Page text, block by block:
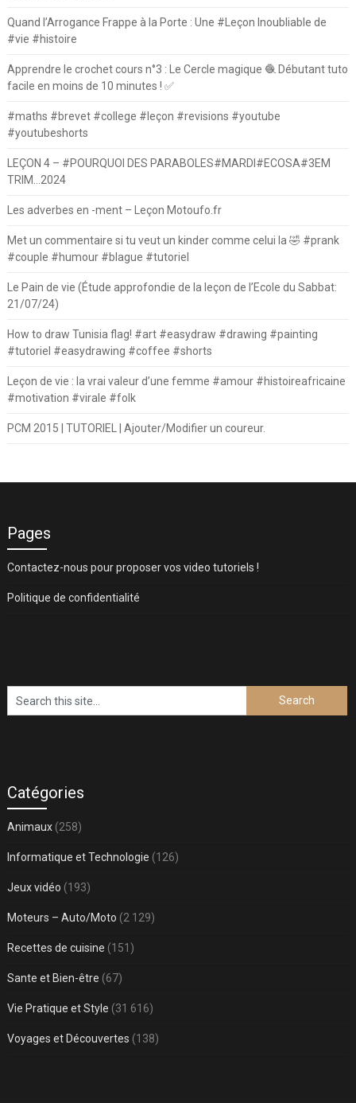
Quand l’Arrogance Frappe à la Porte : Une #Leçon Inoubliable de
#vie #histoire
Apprendre le crochet cours n°3 : Le Cercle magique 🧶 Débutant tuto
facile en moins de 10 minutes ! ✅
#maths #brevet #college #leçon #revisions #youtube
#youtubeshorts
LEÇON 4 – #POURQUOI DES PARABOLES#MARDI#ECOSA#3EM
TRIM…2024
Les adverbes en -ment – Leçon Motoufo.fr
Met un commentaire si tu veut un kinder comme celui la 🤣 #prank
#couple #humour #blague #tutoriel
Le Pain de vie (Étude approfondie de la leçon de l’Ecole du Sabbat:
21/07/24)
How to draw Tunisia flag! #art #easydraw #drawing #painting
#tutoriel #easydrawing #coffee #shorts
Leçon de vie : la vrai valeur d’une femme #amour #histoireafricaine
#motivation #virale #folk
PCM 2015 | TUTORIEL | Ajouter/Modifier un coureur.
Pages
Contactez-nous pour proposer vos video tutoriels !
Politique de confidentialité
Catégories
Animaux(258)
Informatique et Technologie (126)
Jeux vidéo (193)
Moteurs – Auto/Moto (2 129)
Recettes de cuisine (151)
Sante et Bien-être (67)
Vie Pratique et Style (31 616)
Voyages et Découvertes (138)